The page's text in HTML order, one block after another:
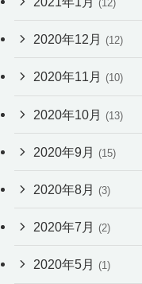
(12)
2020年12月 (12)
2020年11月 (10)
2020年10月 (13)
2020年9月 (15)
2020年8月 (3)
2020年7月 (2)
2020年5月 (1)